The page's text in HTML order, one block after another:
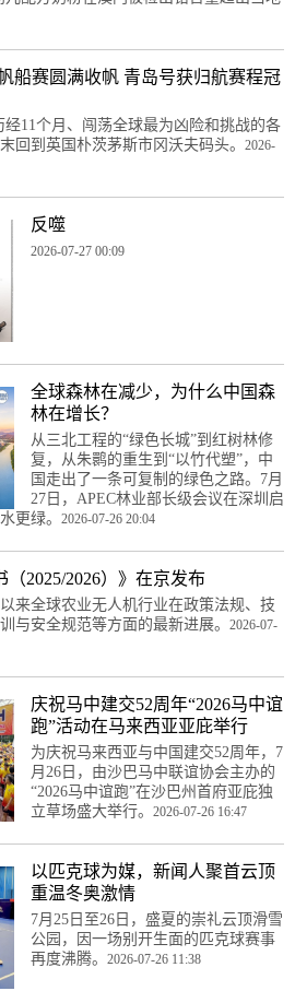
船赛圆满收帆 青岛号获归航赛程冠
经11个月、闯荡全球最为凶险和挑战的各
回到英国朴茨茅斯市冈沃夫码头。 2026-
反噬
2026-07-27 00:09
全球森林在减少，为什么中国森
林在增长？
从三北工程的“绿色长城”到红树林修
复，从朱鹮的重生到“以竹代塑”，中
国走出了一条可复制的绿色之路。7月
27日，APEC林业部长级会议在深圳启
更绿。 2026-07-26 20:04
（2025/2026）》在京发布
来全球农业无人机行业在政策法规、技
与安全规范等方面的最新进展。 2026-07-
庆祝马中建交52周年“2026马中谊
跑”活动在马来西亚亚庇举行
为庆祝马来西亚与中国建交52周年，7
月26日，由沙巴马中联谊协会主办的
“2026马中谊跑”在沙巴州首府亚庇独
立草场盛大举行。 2026-07-26 16:47
以匹克球为媒，新闻人聚首云顶
重温冬奥激情
7月25日至26日，盛夏的崇礼云顶滑雪
公园，因一场别开生面的匹克球赛事
再度沸腾。 2026-07-26 11:38